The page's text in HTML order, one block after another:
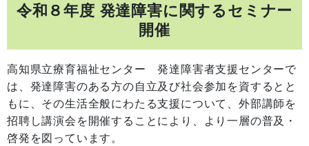
令和８年度 発達障害に関するセミナー
開催
高知県立療育福祉センター 発達障害者支援センターで
は、発達障害のある方の自立及び社会参加を資するとと
もに、その生活全般にわたる支援について、外部講師を
招聘し講演会を開催することにより、より一層の普及・
啓発を図っています。